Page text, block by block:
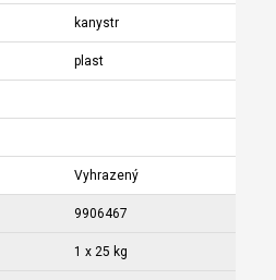
kanystr
plast
Vyhrazený
9906467
1 x 25 kg